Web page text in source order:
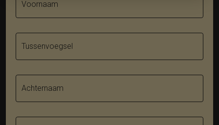
Voornaam
Tussenvoegsel
Achternaam